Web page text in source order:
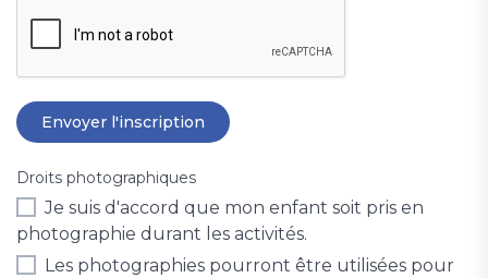
Droits photographiques
Je suis d'accord que mon enfant soit pris en
photographie durant les activités.
Les photographies pourront être utilisées pour